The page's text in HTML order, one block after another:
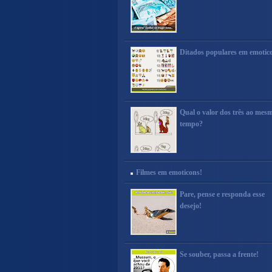
Ditados populares em
Qual o valor dos três ao
tempo?
Filmes em emoticons!
Pare, pense e responda esse
desejo!
Se souber, passa a frente!